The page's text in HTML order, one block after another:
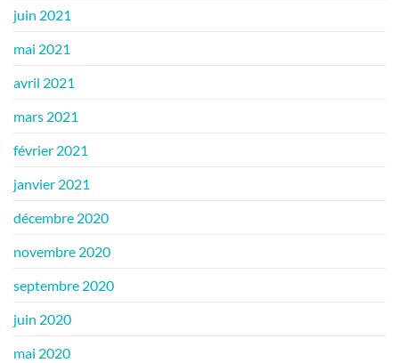
juin 2021
mai 2021
avril 2021
mars 2021
février 2021
janvier 2021
décembre 2020
novembre 2020
septembre 2020
juin 2020
mai 2020